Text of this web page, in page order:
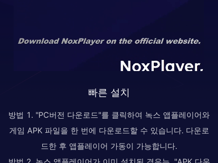
빠른 설치
방법 1. "PC버전 다운로드"를 클릭하여 녹스 앱플레이어와
게임 APK 파일을 한 번에 다운로드할 수 있습니다. 다운로
드한 후 앱플레이어 가동이 가능합니다.